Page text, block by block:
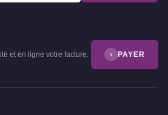
et en ligne votre facture. PAYER